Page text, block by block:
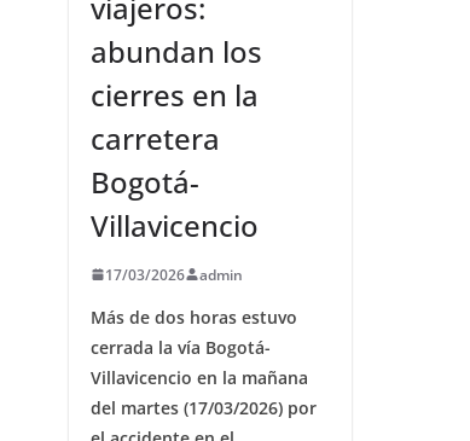
abundan los
cierres en la
carretera
Bogotá-
Villavicencio
17/03/2026 admin
Más de dos horas estuvo
cerrada la vía Bogotá-
Villavicencio en la mañana
del martes (17/03/2026) por